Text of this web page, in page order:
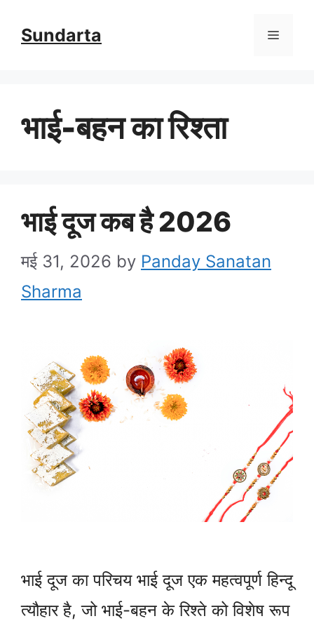
Sundarta Menu
भाई-बहन का रिश्ता
भाई दूज कब है 2026
मई 31, 2026 by Panday Sanatan
Sharma
भाई दूज का परिचय भाई दूज एक महत्वपूर्ण हिन्दू
त्यौहार है, जो भाई-बहन के रिश्ते को विशेष रूप